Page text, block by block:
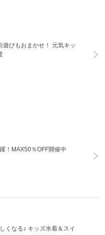
遊びもおまかせ！ 元気キッ
！MAX50％OFF開催中
くなる♪ キッズ水着＆スイ